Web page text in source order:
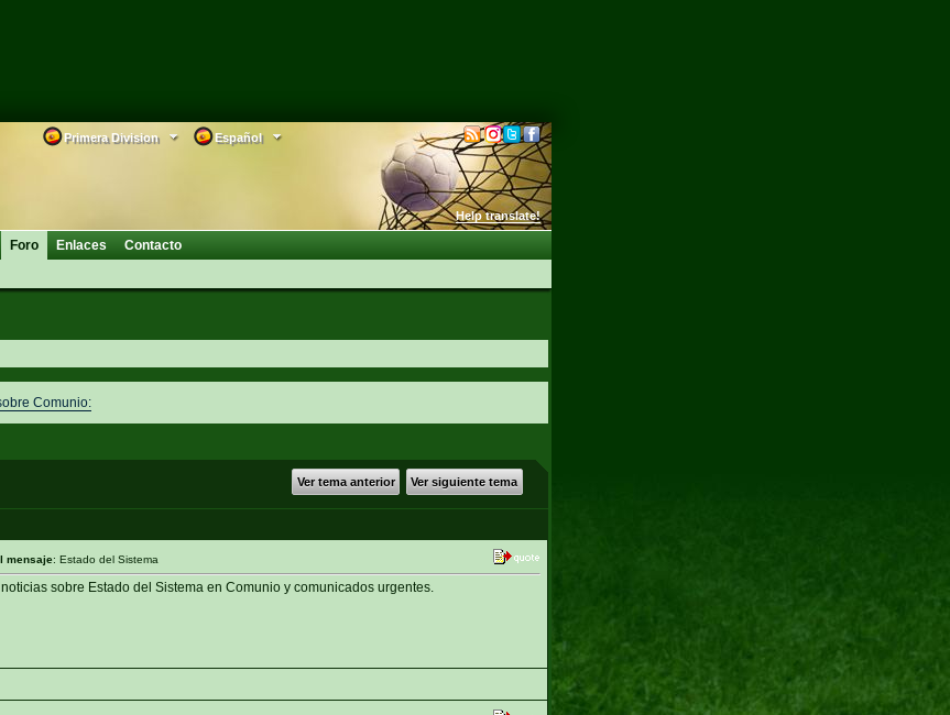
Español
Primera Division
Help translate!
Foro
Enlaces Contacto
Comunio:
Ver tema anterior Ver siguiente tema
mensaje: Estado del Sistema
sobre Estado del Sistema en Comunio y comunicados urgentes.